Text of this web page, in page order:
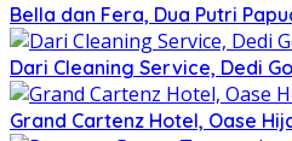
Bella dan Fera, Dua Putri
Dari Cleaning Service, Dedi
Grand Cartenz Hotel, Oase